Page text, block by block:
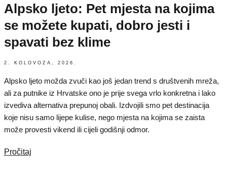
Alpsko ljeto: Pet mjesta na kojima
se možete kupati, dobro jesti i
spavati bez klime
2. KOLOVOZA, 2026.
Alpsko ljeto možda zvuči kao još jedan trend s društvenih mreža,
ali za putnike iz Hrvatske ono je prije svega vrlo konkretna i lako
izvediva alternativa prepunoj obali. Izdvojili smo pet destinacija
koje nisu samo lijepe kulise, nego mjesta na kojima se zaista
može provesti vikend ili cijeli godišnji odmor.
Pročitaj